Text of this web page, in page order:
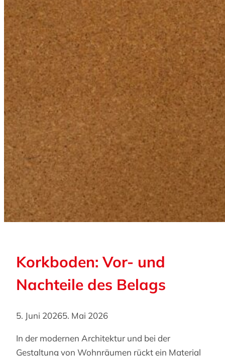
Korkboden: Vor- und
Nachteile des Belags
5. Juni 20265. Mai 2026
In der modernen Architektur und bei der
Gestaltung von Wohnräumen rückt ein Material